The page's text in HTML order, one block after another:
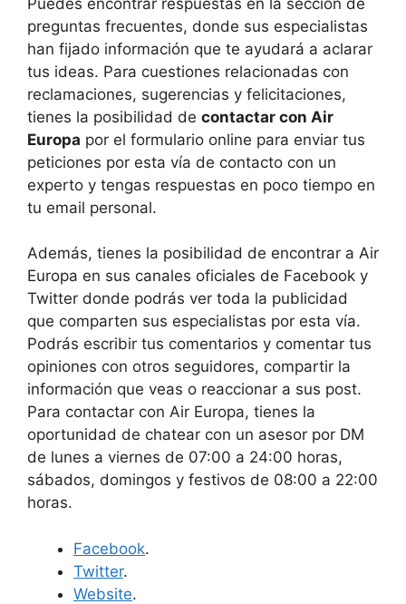
preguntas frecuentes, donde sus especialistas
han fijado información que te ayudará a aclarar
tus ideas. Para cuestiones relacionadas con
reclamaciones, sugerencias y felicitaciones,
tienes la posibilidad de contactar con Air
Europa por el formulario online para enviar tus
peticiones por esta vía de contacto con un
experto y tengas respuestas en poco tiempo en
tu email personal.
Además, tienes la posibilidad de encontrar a Air
Europa en sus canales oficiales de Facebook y
Twitter donde podrás ver toda la publicidad
que comparten sus especialistas por esta vía.
Podrás escribir tus comentarios y comentar tus
opiniones con otros seguidores, compartir la
información que veas o reaccionar a sus post.
Para contactar con Air Europa, tienes la
oportunidad de chatear con un asesor por DM
de lunes a viernes de 07:00 a 24:00 horas,
sábados, domingos y festivos de 08:00 a 22:00
horas.
Facebook.
Twitter.
Website.